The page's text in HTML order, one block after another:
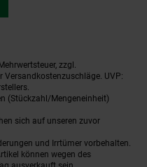
zzgl.
Versandkostenzuschläge. UVP:
(Stückzahl/Mengeneinheit)
sich auf unseren zuvor
und Irrtümer vorbehalten.
können wegen des